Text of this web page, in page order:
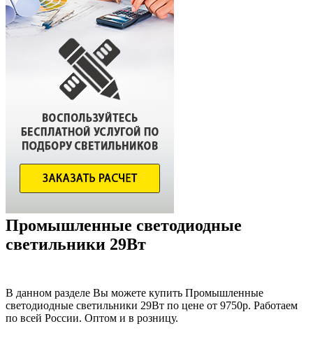
Промышленные светодиодные
светильники 29Вт
В данном разделе Вы можете купить Промышленные
светодиодные светильники 29Вт по цене от 9750р. Работаем
по всей России. Оптом и в розницу.